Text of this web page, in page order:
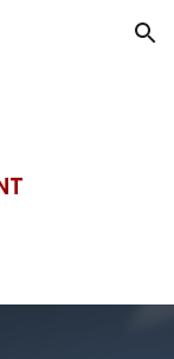
Skip to navigation